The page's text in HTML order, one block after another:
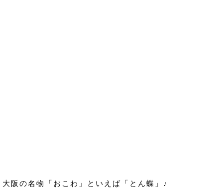
大阪の名物「おこわ」といえば「とん蝶」♪